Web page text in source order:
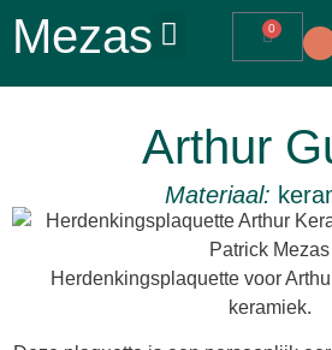
Mezas 0
Arthur
Materiaal:
Herdenkingsplaquette voor
keramiek.